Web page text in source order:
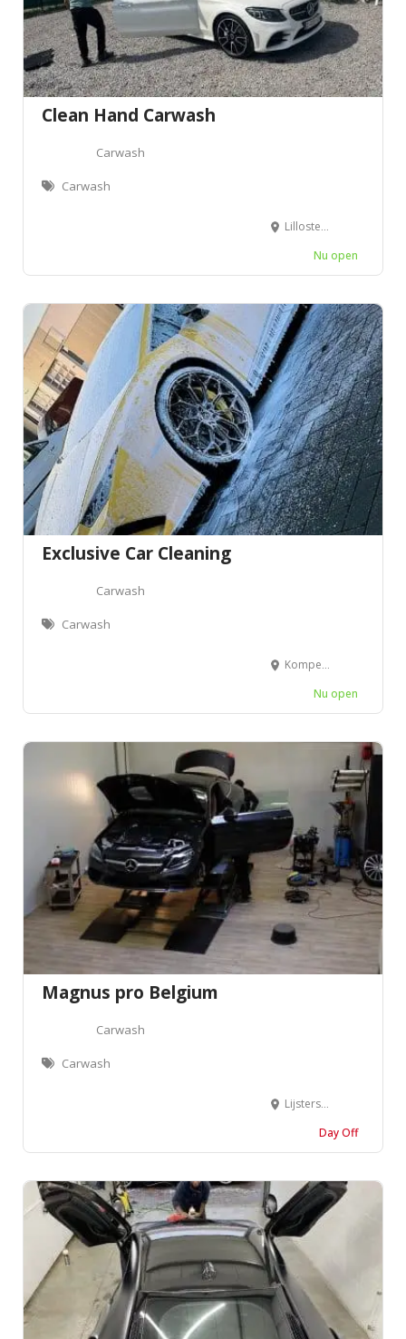
Clean Hand Carwash
Carwash
Carwash
Lillosteenweg 36, 3530 Houthalen-Helchteren
Nu open
Exclusive Car Cleaning
Carwash
Carwash
Kompellaan 2596/Unit 6, 3530 Houthalen-Helchteren
Nu open
Magnus pro Belgium
Carwash
Carwash
Lijsterstraat 14/1, 3530 Houthalen-Helchteren
Day Off